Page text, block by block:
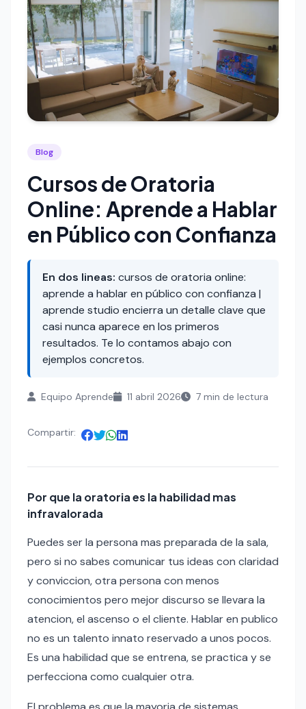
Blog
Cursos de Oratoria
Online: Aprende a Hablar
en Público con Confianza
En dos lineas: cursos de oratoria online:
aprende a hablar en público con confianza |
aprende studio encierra un detalle clave que
casi nunca aparece en los primeros
resultados. Te lo contamos abajo con
ejemplos concretos.
Equipo Aprende 11 abril 2026 7 min de lectura
Compartir:
Por que la oratoria es la habilidad mas
infravalorada
Puedes ser la persona mas preparada de la sala,
pero si no sabes comunicar tus ideas con claridad
y conviccion, otra persona con menos
conocimientos pero mejor discurso se llevara la
atencion, el ascenso o el cliente. Hablar en publico
no es un talento innato reservado a unos pocos.
Es una habilidad que se entrena, se practica y se
perfecciona como cualquier otra.